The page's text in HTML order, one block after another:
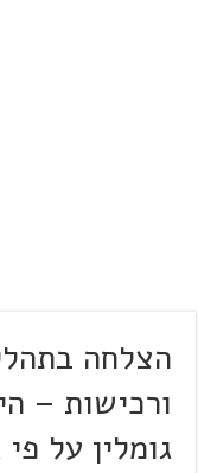
הצלחה
ורכישות –
גומלין על